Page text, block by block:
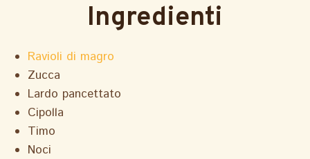
Ingredienti
Ravioli di magro
Zucca
Lardo pancettato
Cipolla
Timo
Noci